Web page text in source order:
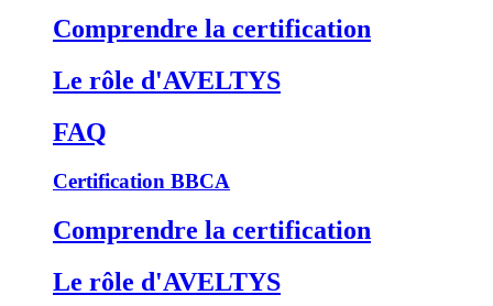
Comprendre la certification
Le rôle d'AVELTYS
FAQ
Certification BBCA
Comprendre la certification
Le rôle d'AVELTYS